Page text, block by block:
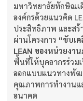
มหาวิทยาลัยทักษิณ
องค์กรด้วยแนวคิด
ประสิทธิภาพ และสร้
ผ่านโครงการ “ขับเ
LEAN ของหน่วยงา
พื้นที่ให้บุคลากรร่วม
ออกแบบแนวทางพัฒ
คุณภาพการทำงานแ
อนาคต